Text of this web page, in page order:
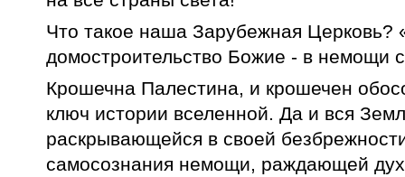
Что такое наша Зарубежная
домостроительство Божие - в немощи
Крошечна Палестина, и крошечен
ключ истории вселенной. Да и вся
раскрывающейся в своей
самосознания немощи, раждающей